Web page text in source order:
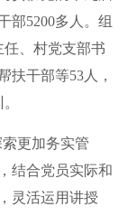
部5200多人。组
、村党支部书
扶干部等53人，
更加务实管
结合党员实际和
灵活运用讲授